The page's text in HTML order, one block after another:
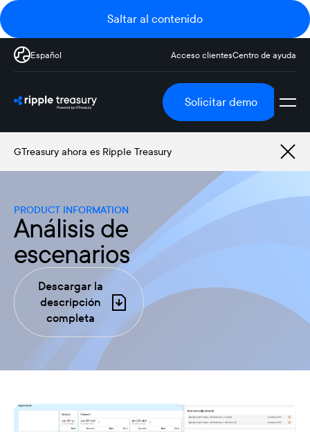
Saltar al contenido
Español Acceso clientesCentro de ayuda
Solicitar demo
GTreasury ahora es Ripple Treasury
PRODUCT INFORMATION
Análisis de
escenarios
Descargar la
descripción
completa